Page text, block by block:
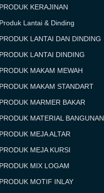
PRODUK KERAJINAN
Produk Lantai & Dinding
PRODUK LANTAI DAN DINDING
PRODUK LANTAI DINDING
PRODUK MAKAM MEWAH
PRODUK MAKAM STANDART
PRODUK MARMER BAKAR
PRODUK MATERIAL BANGUNAN
PRODUK MEJA ALTAR
PRODUK MEJA KURSI
PRODUK MIX LOGAM
PRODUK MOTIF INLAY